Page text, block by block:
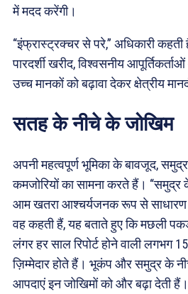
में मदद करेंगी।
“इंफ्रास्ट्रक्चर से परे,” अधिकारी
पारदर्शी खरीद, विश्वसनीय
उच्च मानकों को बढ़ावा देकर क्षेत्रीय
सतह के नीचे के जोखिम
अपनी महत्वपूर्ण भूमिका के बावजूद,
कमजोरियों का सामना करते हैं।
आम खतरा आश्चर्यजनक रूप से साधारण
वह कहती हैं, यह बताते हुए कि मछली
लंगर हर साल रिपोर्ट होने वाली
ज़िम्मेदार होते हैं। भूकंप और समुद्र के
आपदाएं इन जोखिमों को और बढ़ा देती हैं।